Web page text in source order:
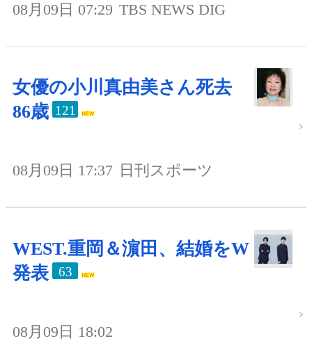
08月09日 07:29 TBS NEWS DIG
女優の小川真由美さん死去
86歳 121
08月09日 17:37 日刊スポーツ
WEST.重岡＆濵田、結婚をW
発表
63
08月09日 18:02